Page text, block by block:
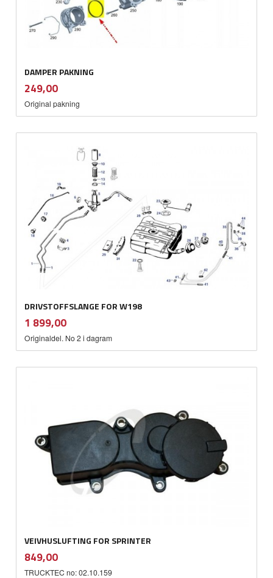
DAMPER PAKNING
Pris
249,00mva.
Original pakning
DRIVSTOFFSLANGE FOR W198
Pris
1 899,00mva.
Originaldel. No 2 i dagram
VEIVHUSLUFTING FOR SPRINTER
Pris
849,00mva.
TRUCKTEC no: 02.10.159